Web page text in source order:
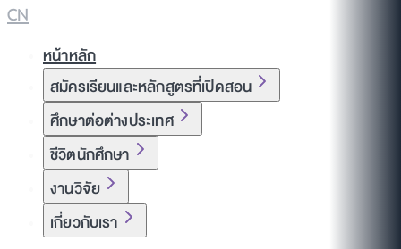
CN
หน้าหลัก
สมัครเรียนและหลักสูตรที่เปิดสอน
ศึกษาต่อต่างประเทศ
ชีวิตนักศึกษา
งานวิจัย
เกี่ยวกับเรา